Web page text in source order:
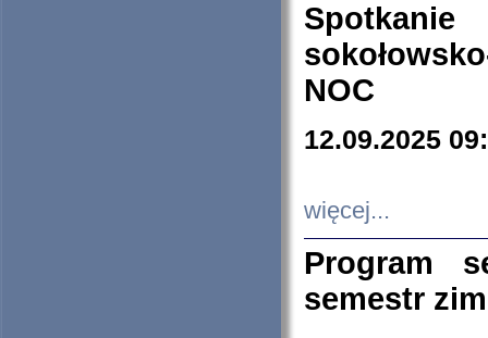
NOC
12.09.2025
więcej...
Program
semestr